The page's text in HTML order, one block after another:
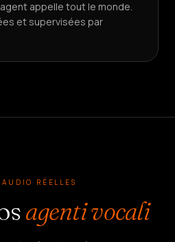
appelle tout le monde.
et supervisées par
AUDIO RÉELLES
agenti vocali